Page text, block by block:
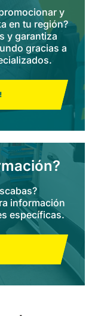
h
h
h
h
h
h
y
en tu región?
y garantiza
gracias a
información
específicas.